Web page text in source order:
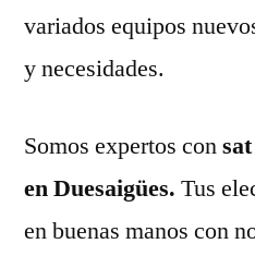
variados equipos
y necesidades.
Somos expertos con
en Duesaigües. Tus
en buenas manos con